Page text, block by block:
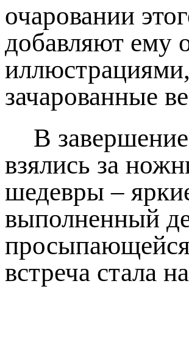
очаровании
добавляют ему
зачарованные
В
взялись за
шедевры –
выполненный
встреча стала